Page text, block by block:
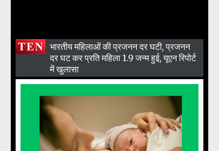
भारतीय महिलाओं की प्रजनन दर घटी, प्रजनन
दर घट कर प्रति महिला 1.9 जन्म हुई, यूएन रिपोर्ट
में खुलासा